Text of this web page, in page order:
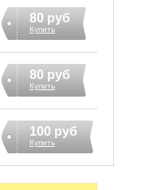
80 руб
Купить
80 руб
Купить
100 руб
Купить